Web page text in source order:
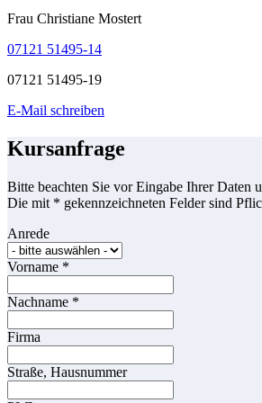
Frau Christiane Mostert
07121 51495-14
07121 51495-19
E-Mail schreiben
Kursanfrage
Bitte beachten Sie vor Eingabe Ihrer Daten
Die mit * gekennzeichneten Felder sind
Anrede
Vorname *
Nachname *
Firma
Straße, Hausnummer